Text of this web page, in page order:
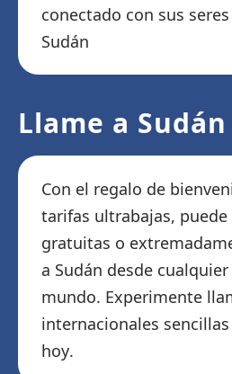
conectado con sus
Sudán
Llame a
Con el regalo de
tarifas ultrabajas, puede
gratuitas o
a Sudán desde
mundo. Experimente
internacionales
hoy.